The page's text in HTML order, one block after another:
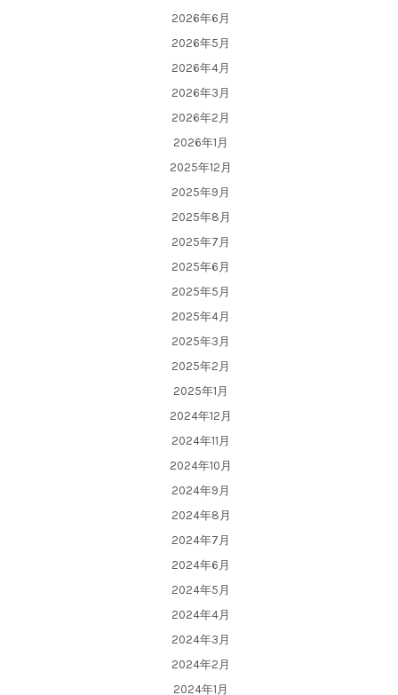
2026年6月
2026年5月
2026年4月
2026年3月
2026年2月
2026年1月
2025年12月
2025年9月
2025年8月
2025年7月
2025年6月
2025年5月
2025年4月
2025年3月
2025年2月
2025年1月
2024年12月
2024年11月
2024年10月
2024年9月
2024年8月
2024年7月
2024年6月
2024年5月
2024年4月
2024年3月
2024年2月
2024年1月